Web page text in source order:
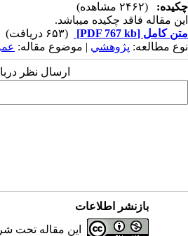
چکیده:
(۲۴۶۲ مشاهده)
این مقاله فاقد چکیده می​باشد.
متن کامل [PDF 767 kb]
(۶۵۳ دریافت)
نوع مطالعه: پژوهشي | موضوع مقاله:
ارسال نظر
بازنشر اطلاعات
این مقاله تحت